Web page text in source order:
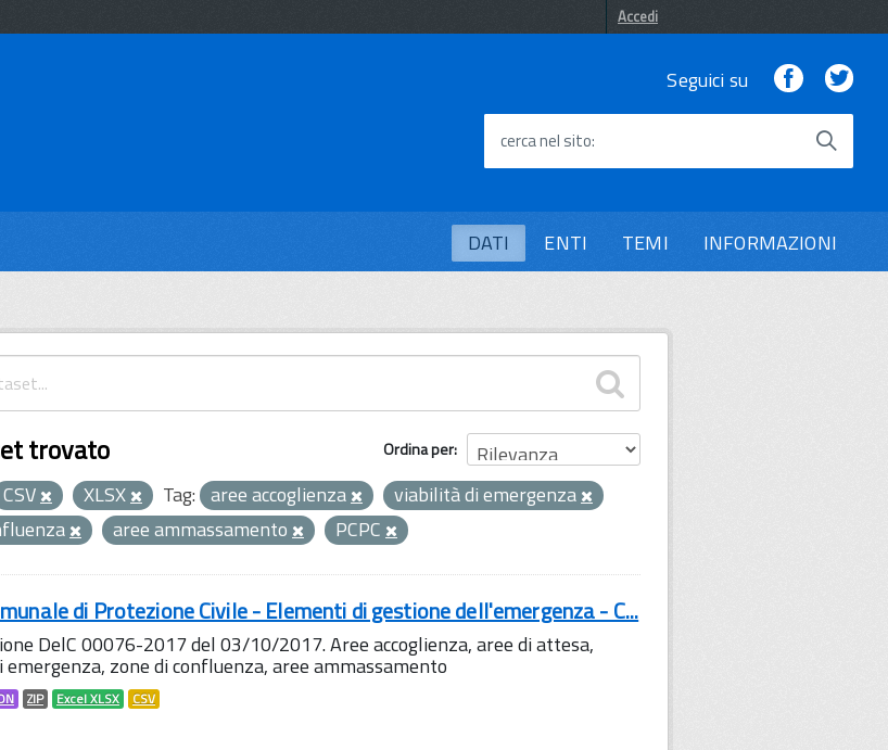
Accedi
Seguici su Facebook
cerca nel sito
DATI ENTI TEMI INFORMAZIONI
Ordina per
trovato
CSV XLSX Tag: aree accoglienza
viabilità di emergenza
aree ammassamento PCPC
di Protezione Civile - Elementi di gestione dell'emergenza - C...
DelC 00076-2017 del 03/10/2017. Aree accoglienza, aree di attesa,
zone di confluenza, aree ammassamento
ZIP Excel XLSX CSV